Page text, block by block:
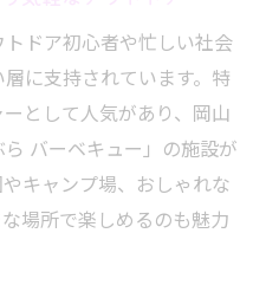
ドア初心者や忙しい社会
に支持されています。特
として人気があり、岡山
バーベキュー」の施設が
キャンプ場、おしゃれな
場所で楽しめるのも魅力